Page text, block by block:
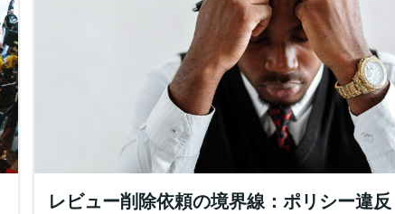
レビュー削除依頼の境界線：ポリシー違反